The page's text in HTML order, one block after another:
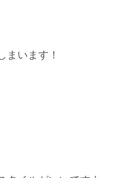
まいます！